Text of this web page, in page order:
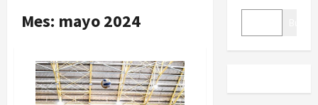
Mes: mayo 2024